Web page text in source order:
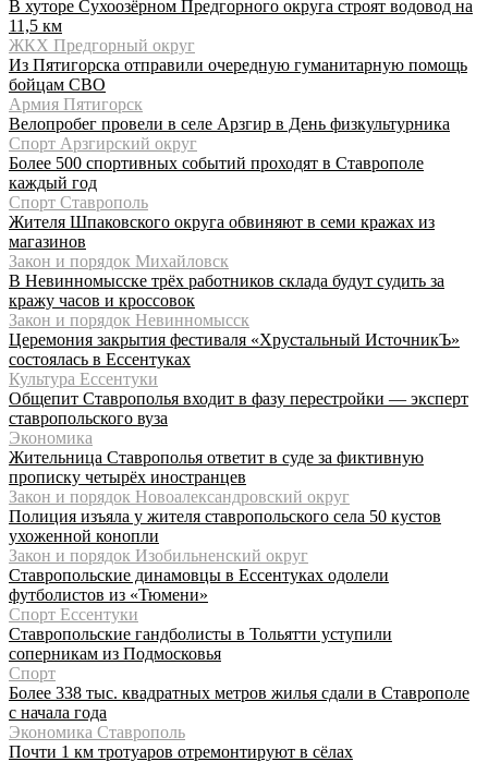
В хуторе Сухоозёрном Предгорного округа строят водовод на
11,5 км
ЖКХ Предгорный округ
Из Пятигорска отправили очередную гуманитарную помощь
бойцам СВО
Армия Пятигорск
Велопробег провели в селе Арзгир в День физкультурника
Спорт Арзгирский округ
Более 500 спортивных событий проходят в Ставрополе
каждый год
Спорт Ставрополь
Жителя Шпаковского округа обвиняют в семи кражах из
магазинов
Закон и порядок Михайловск
В Невинномысске трёх работников склада будут судить за
кражу часов и кроссовок
Закон и порядок Невинномысск
Церемония закрытия фестиваля «Хрустальный ИсточникЪ»
состоялась в Ессентуках
Культура Ессентуки
Общепит Ставрополья входит в фазу перестройки — эксперт
ставропольского вуза
Экономика
Жительница Ставрополья ответит в суде за фиктивную
прописку четырёх иностранцев
Закон и порядок Новоалександровский округ
Полиция изъяла у жителя ставропольского села 50 кустов
ухоженной конопли
Закон и порядок Изобильненский округ
Ставропольские динамовцы в Ессентуках одолели
футболистов из «Тюмени»
Спорт Ессентуки
Ставропольские гандболисты в Тольятти уступили
соперникам из Подмосковья
Спорт
Более 338 тыс. квадратных метров жилья сдали в Ставрополе
с начала года
Экономика Ставрополь
Почти 1 км тротуаров отремонтируют в сёлах